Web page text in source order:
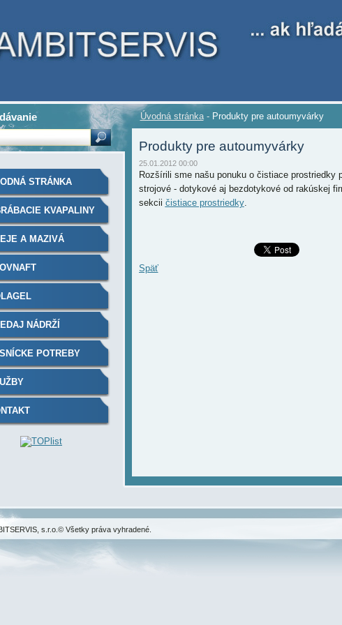
Úvodná stránka - Produkty pre autoumyvárky
Produkty pre autoumyvárky
25.01.2012 00:00
Rozšírili sme našu ponuku o čistiace prostriedky
strojové - dotykové aj bezdotykové od rakúskej
sekcii čistiace prostriedky.
Späť
STRÁNKA
KVAPALINY
A MAZIVÁ
NÁDRŽÍ
POTREBY
s.r.o.© Všetky práva vyhradené.